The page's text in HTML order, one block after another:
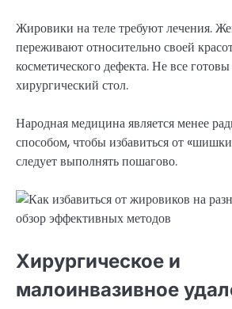
Жировики на теле требуют лечения.
переживают относительно своей
косметического дефекта. Не все
хирургический стол.
Народная медицина является менее
способом, чтобы избавиться от
следует выполнять пошагово.
Хирургическое и
малоинвазивное